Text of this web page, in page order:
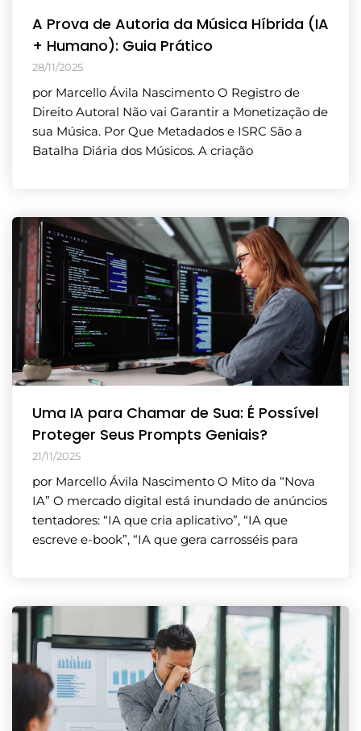
A Prova de Autoria da Música Híbrida (IA
+ Humano): Guia Prático
28/11/2025
por Marcello Ávila Nascimento O Registro de
Direito Autoral Não vai Garantir a Monetização de
sua Música. Por Que Metadados e ISRC São a
Batalha Diária dos Músicos. A criação
Uma IA para Chamar de Sua: É Possível
Proteger Seus Prompts Geniais?
21/11/2025
por Marcello Ávila Nascimento O Mito da “Nova
IA” O mercado digital está inundado de anúncios
tentadores: “IA que cria aplicativo”, “IA que
escreve e-book”, “IA que gera carrosséis para